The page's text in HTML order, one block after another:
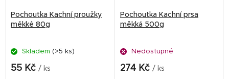
Pochoutka Kachní proužky
měkké 80g
Skladem (>5 ks)
55 Kč / ks
Pochoutka Kachní prsa
měkká 500g
Nedostupné
274 Kč / ks